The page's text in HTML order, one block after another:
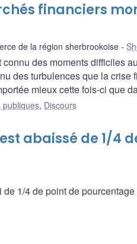
financiers
de la région sherbrookoise
des moments difficiles
des turbulences que la
mieux cette fois-ci que
publiques, Discours
abaissé de 1/4
1/4 de point de